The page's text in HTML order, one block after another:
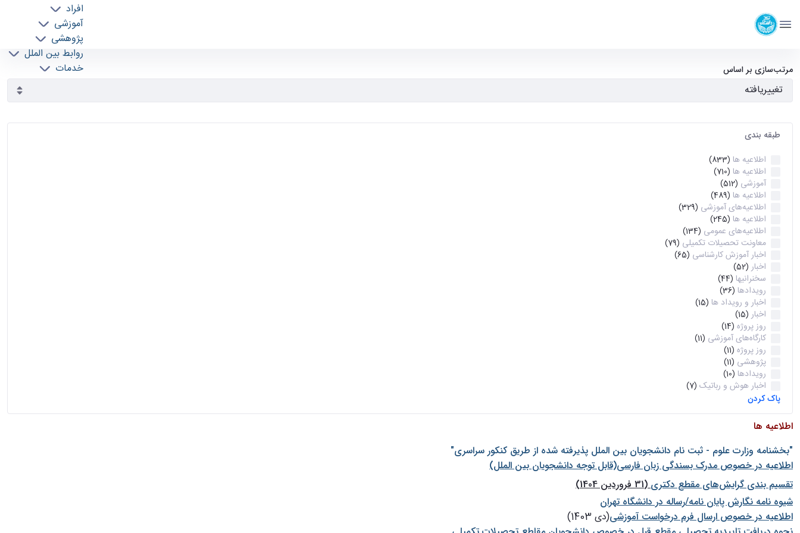
افراد
آموزشی
پژوهشی
روابط بین الملل
خدمات
آرشیو اطلاعیه ها - ece- دانشکده مهندسی برق و کامپیوتر
مرتب‌سازی بر اساس
طبقه بندی
اطلاعیه ها (833)
اطلاعیه ها (710)
آموزشی (512)
اطلاعیه ها (489)
اطلاعیه‌های‌ آموزشی (329)
اطلاعیه ها (245)
اطلاعیه‌های عمومی (134)
معاونت تحصیلات تکمیلی (79)
اخبار آموزش کارشناسی (65)
اخبار (52)
سخنرانیها (44)
رویدادها (36)
اخبار و رویداد ها (15)
اخبار (15)
روز پروژه (14)
کارگاه‌های آموزشی (11)
روز پروژه (11)
پژوهشی (11)
رویدادها (10)
اخبار هوش و رباتیک (7)
پاک کردن
اطلاعیه ها
"بخشنامه وزارت علوم - ثبت نام دانشجويان بين الملل پذيرفته شده از طريق كنكور سراسری"
اطلاعیه در خصوص مدرک بسندگی زبان فارسی(قابل توجه دانشجویان بین الملل)
تقسیم بندی گرایش‌های مقطع دکتری(31 فروردین 1404)
شيوه نامه نگارش پايان نامه/رساله در دانشگاه تهران
اطلاعیه در خصوص ارسال فرم درخواست آموزشی(دی 1403)